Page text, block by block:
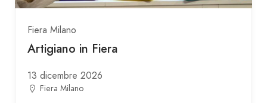
Fiera Milano
Artigiano in Fiera
13 dicembre 2026
Fiera Milano